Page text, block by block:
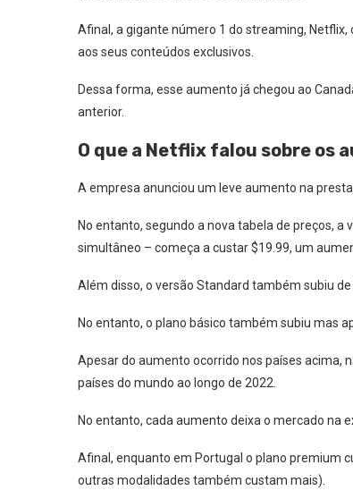
Afinal, a gigante número 1 do streaming,
aos seus conteúdos exclusivos.
Dessa forma, esse aumento já chegou ao
anterior.
O que a Netflix falou sobre os
A empresa anunciou um leve aumento na
No entanto, segundo a nova tabela de preços,
simultâneo – começa a custar $19.99, um
Além disso, o versão Standard também subiu de
No entanto, o plano básico também subiu mas
Apesar do aumento ocorrido nos países acima,
países do mundo ao longo de 2022.
No entanto, cada aumento deixa o mercado na
Afinal, enquanto em Portugal o plano premium
outras modalidades também custam mais).